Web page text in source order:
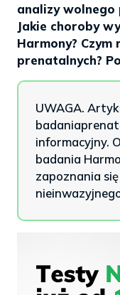
analizy wolnego
Jakie choroby
Harmony?
prenatalnych?
UWAGA.
informacyjny.
badania
zapoznania